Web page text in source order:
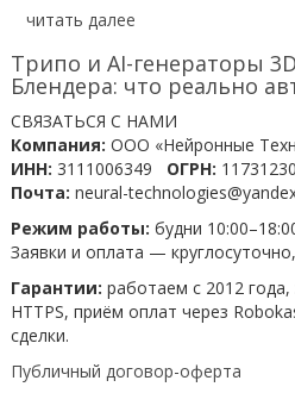
читать далее
Трипо и AI-генераторы
Блендера: что реально
СВЯЗАТЬСЯ С НАМИ
Компания: ООО «Нейронные
ИНН: 3111006349 ОГРН:
Почта: neural-
Режим работы: будни
Заявки и оплата —
Гарантии: работаем с 2012
HTTPS, приём оплат через
сделки.
Публичный договор-оферта